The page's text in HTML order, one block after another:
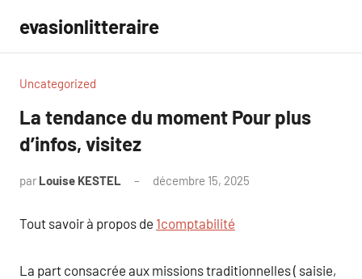
contenu
evasionlitteraire
Uncategorized
La tendance du moment Pour plus
d’infos, visitez
par Louise KESTEL décembre 15, 2025
Tout savoir à propos de 1comptabilité
La part consacrée aux missions traditionnelles ( saisie,